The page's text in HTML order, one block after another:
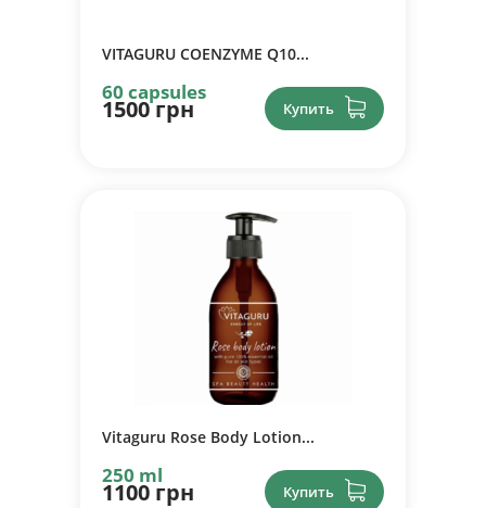
VITAGURU COENZYME Q10...
60 capsules
1500 грн Купить
Vitaguru Rose Body Lotion...
250 ml
1100 грн Купить